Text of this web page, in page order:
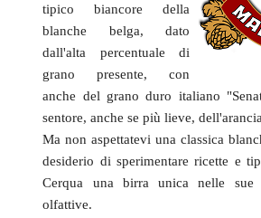
tipico biancore della
blanche belga, dato
dall'alta percentuale di
grano presente, con
anche del grano duro italiano
sentore, anche se più lieve,
Ma non aspettatevi una classica
desiderio di sperimentare ricette e
Cerqua una birra unica nelle sue
olfattive.